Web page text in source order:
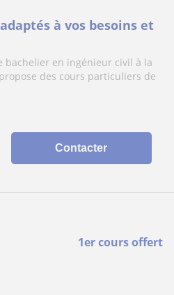
à vos besoins et
bachelier en ingénieur civil à la
des cours particuliers de
Contacter
1er cours offert